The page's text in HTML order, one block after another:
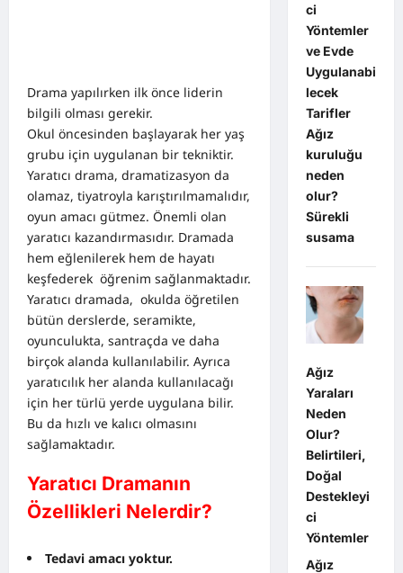
Drama yapılırken ilk önce liderin
bilgili olması gerekir.
Okul öncesinden başlayarak her yaş
grubu için uygulanan bir tekniktir.
Yaratıcı drama, dramatizasyon da
olamaz, tiyatroyla karıştırılmamalıdır,
oyun amacı gütmez. Önemli olan
yaratıcı kazandırmasıdır. Dramada
hem eğlenilerek hem de hayatı
keşfederek öğrenim sağlanmaktadır.
Yaratıcı dramada, okulda öğretilen
bütün derslerde, seramikte,
oyunculukta, santraçda ve daha
birçok alanda kullanılabilir. Ayrıca
yaratıcılık her alanda kullanılacağı
için her türlü yerde uygulana bilir.
Bu da hızlı ve kalıcı olmasını
sağlamaktadır.
Yaratıcı Dramanın
Özellikleri Nelerdir?
Tedavi amacı yoktur.
ci
Yöntemler
ve Evde
Uygulanabi
lecek
Tarifler
Ağız
kuruluğu
neden
olur?
Sürekli
susama
Ağız
Yaraları
Neden
Olur?
Belirtileri,
Doğal
Destekleyi
ci
Yöntemler
Ağız